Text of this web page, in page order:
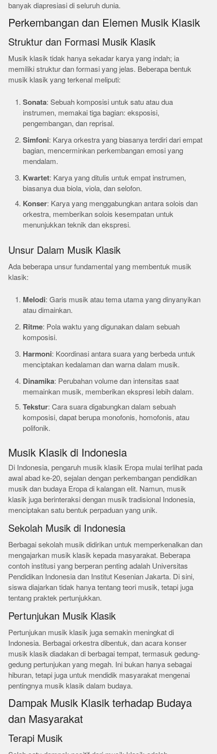
banyak diapresiasi di seluruh dunia.
Perkembangan dan Elemen Musik Klasik
Struktur dan Formasi Musik Klasik
Musik klasik tidak hanya sekadar karya yang indah; ia
memiliki struktur dan formasi yang jelas. Beberapa bentuk
musik klasik yang terkenal meliputi:
Sonata: Sebuah komposisi untuk satu atau dua
instrumen, memakai tiga bagian: eksposisi,
pengembangan, dan reprisal.
Simfoni: Karya orkestra yang biasanya terdiri dari empat
bagian, mencerminkan perkembangan emosi yang
mendalam.
Kwartet: Karya yang ditulis untuk empat instrumen,
biasanya dua biola, viola, dan selofon.
Konser: Karya yang menggabungkan antara solois dan
orkestra, memberikan solois kesempatan untuk
menunjukkan teknik dan ekspresi.
Unsur Dalam Musik Klasik
Ada beberapa unsur fundamental yang membentuk musik
klasik:
Melodi: Garis musik atau tema utama yang dinyanyikan
atau dimainkan.
Ritme: Pola waktu yang digunakan dalam sebuah
komposisi.
Harmoni: Koordinasi antara suara yang berbeda untuk
menciptakan kedalaman dan warna dalam musik.
Dinamika: Perubahan volume dan intensitas saat
memainkan musik, memberikan ekspresi lebih dalam.
Tekstur: Cara suara digabungkan dalam sebuah
komposisi, dapat berupa monofonis, homofonis, atau
polifonik.
Musik Klasik di Indonesia
Di Indonesia, pengaruh musik klasik Eropa mulai terlihat pada
awal abad ke-20, sejalan dengan perkembangan pendidikan
musik dan budaya Eropa di kalangan elit. Namun, musik
klasik juga berinteraksi dengan musik tradisional Indonesia,
menciptakan satu bentuk perpaduan yang unik.
Sekolah Musik di Indonesia
Berbagai sekolah musik didirikan untuk memperkenalkan dan
mengajarkan musik klasik kepada masyarakat. Beberapa
contoh institusi yang berperan penting adalah Universitas
Pendidikan Indonesia dan Institut Kesenian Jakarta. Di sini,
siswa diajarkan tidak hanya tentang teori musik, tetapi juga
tentang praktek pertunjukkan.
Pertunjukan Musik Klasik
Pertunjukan musik klasik juga semakin meningkat di
Indonesia. Berbagai orkestra dibentuk, dan acara konser
musik klasik diadakan di berbagai tempat, termasuk gedung-
gedung pertunjukan yang megah. Ini bukan hanya sebagai
hiburan, tetapi juga untuk mendidik masyarakat mengenai
pentingnya musik klasik dalam budaya.
Dampak Musik Klasik terhadap Budaya
dan Masyarakat
Terapi Musik